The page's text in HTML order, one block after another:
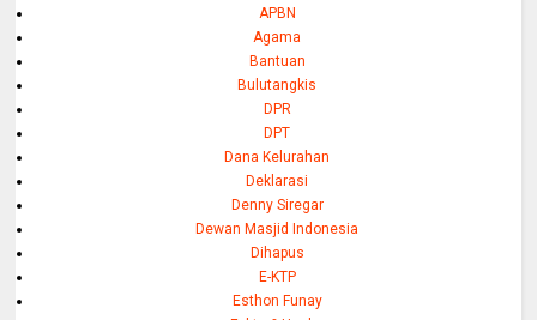
APBN
Agama
Bantuan
Bulutangkis
DPR
DPT
Dana Kelurahan
Deklarasi
Denny Siregar
Dewan Masjid Indonesia
Dihapus
E-KTP
Esthon Funay